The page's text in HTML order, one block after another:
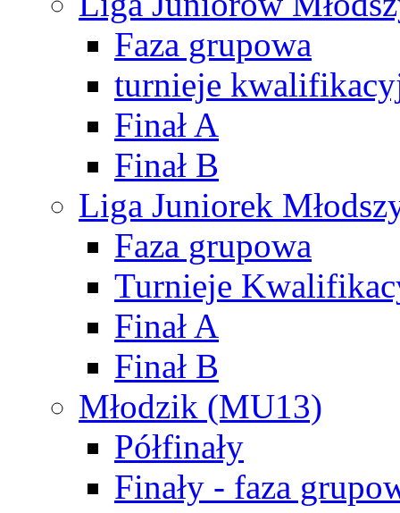
Faza grupowa
turnieje
Finał A
Finał B
Liga Juniorek
Faza grupowa
Turnieje
Finał A
Finał B
Młodzik (MU13)
Półfinały
Finały - faza